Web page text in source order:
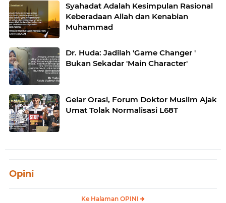
Syahadat Adalah Kesimpulan Rasional
Keberadaan Allah dan Kenabian
Muhammad
Dr. Huda: Jadilah 'Game Changer '
Bukan Sekadar 'Main Character'
Gelar Orasi, Forum Doktor Muslim Ajak
Umat Tolak Normalisasi L68T
Opini
Ke Halaman OPINI